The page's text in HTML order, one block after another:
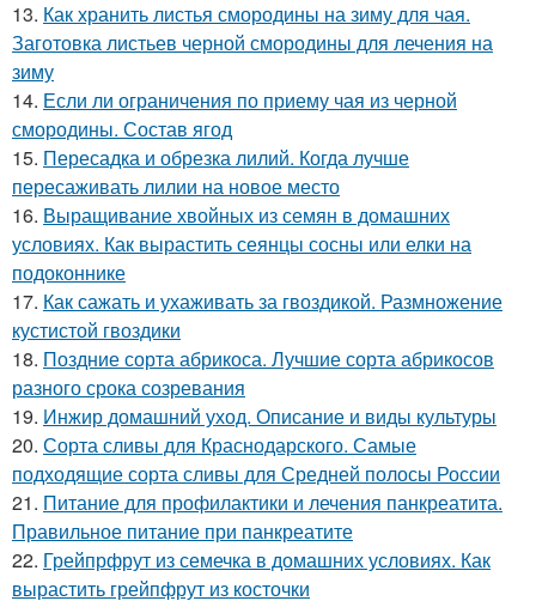
13. Как хранить листья смородины на зиму для чая.
Заготовка листьев черной смородины для лечения на
зиму
14. Если ли ограничения по приему чая из черной
смородины. Состав ягод
15. Пересадка и обрезка лилий. Когда лучше
пересаживать лилии на новое место
16. Выращивание хвойных из семян в домашних
условиях. Как вырастить сеянцы сосны или елки на
подоконнике
17. Как сажать и ухаживать за гвоздикой. Размножение
кустистой гвоздики
18. Поздние сорта абрикоса. Лучшие сорта абрикосов
разного срока созревания
19. Инжир домашний уход. Описание и виды культуры
20. Сорта сливы для Краснодарского. Самые
подходящие сорта сливы для Средней полосы России
21. Питание для профилактики и лечения панкреатита.
Правильное питание при панкреатите
22. Грейпрфрут из семечка в домашних условиях. Как
вырастить грейпфрут из косточки